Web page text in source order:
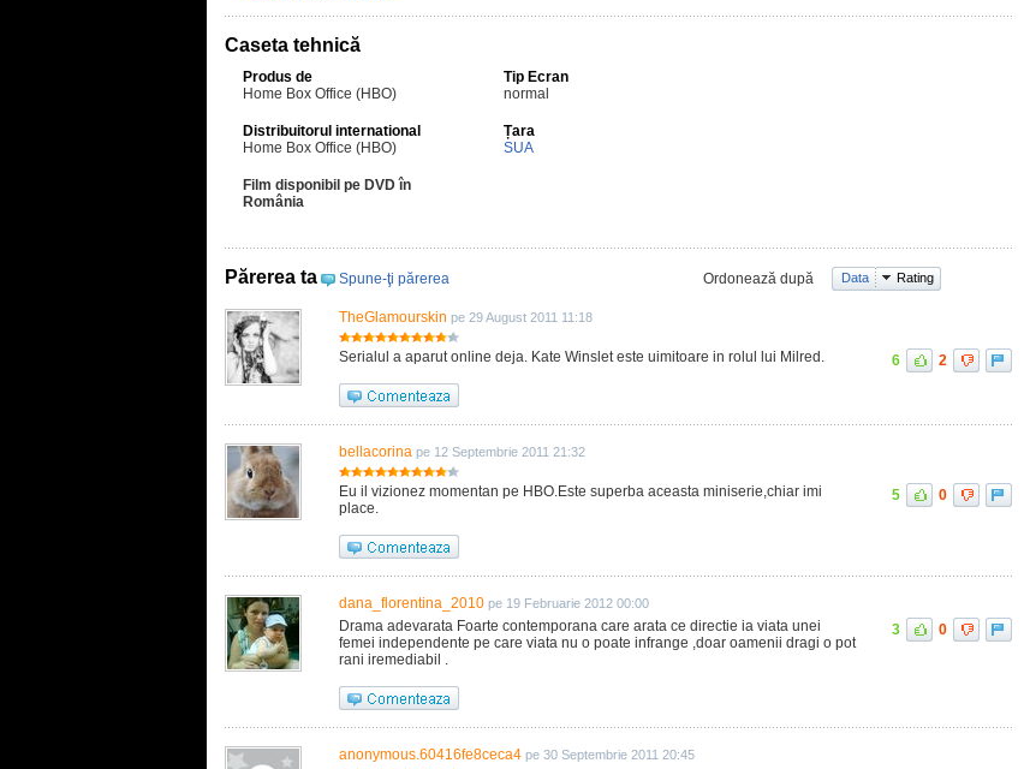
Caseta tehnică
Produs de
Home Box Office (HBO)
Tip Ecran
normal
Distribuitorul international
Home Box Office (HBO)
Țara
SUA
Film disponibil pe DVD în
România
Părerea ta Spune-ţi părerea Ordonează după Data Rating
TheGlamourskin pe 29 August 2011 11:18
Serialul a aparut online deja. Kate Winslet este uimitoare in rolul lui Milred. 6 2
bellacorina pe 12 Septembrie 2011 21:32
Eu il vizionez momentan pe HBO.Este superba aceasta miniserie,chiar imi
place.
5 0
dana_florentina_2010 pe 19 Februarie 2012 00:00
Drama adevarata Foarte contemporana care arata ce directie ia viata unei
femei independente pe care viata nu o poate infrange ,doar oamenii dragi o pot
rani iremediabil .
3 0
anonymous.60416fe8ceca4 pe 30 Septembrie 2011 20:45